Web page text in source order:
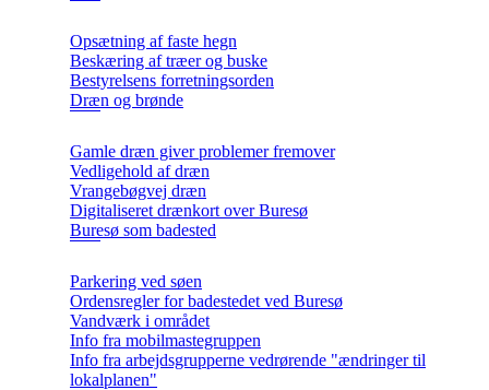
Opsætning af faste hegn
Beskæring af træer og buske
Bestyrelsens forretningsorden
Dræn og brønde
Gamle dræn giver problemer fremover
Vedligehold af dræn
Vrangebøgvej dræn
Digitaliseret drænkort over Buresø
Buresø som badested
Parkering ved søen
Ordensregler for badestedet ved Buresø
Vandværk i området
Info fra mobilmastegruppen
Info fra arbejdsgrupperne vedrørende "ændringer til
lokalplanen"